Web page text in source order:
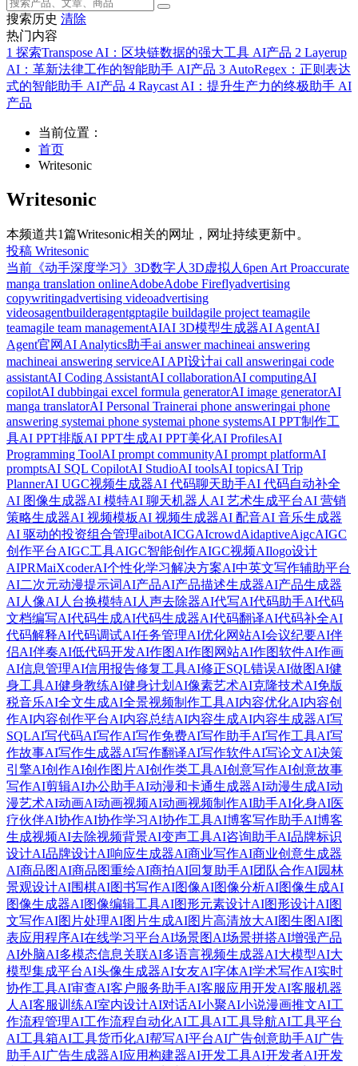
搜索历史 清除
热门内容
1 探索Transpose AI：区块链数据的强大工具 AI产品 2 Layerup
AI：革新法律工作的智能助手 AI产品 3 AutoRegex：正则表达
式的智能助手 AI产品 4 Raycast AI：提升生产力的终极助手 AI
产品
当前位置：
首页
Writesonic
Writesonic
本频道共1篇Writesonic相关的网址，网址持续更新中。
投稿 Writesonic
当前 《动手深度学习》 3D数字人 3D虚拟人 6pen Art Proaccurate
manga translation onlineAdobeAdobe Fireflyadvertising
copywritingadvertising videoadvertising
videosagentbuilderagentgptagile buildagile project teamagile
teamagile team managementAIAI 3D模型生成器AI AgentAI
Agent官网 AI Analytics助手ai answer machineai answering
machineai answering serviceAI API设计ai call answeringai code
assistantAI Coding AssistantAI collaborationAI computingAI
copilotAI dubbingai excel formula generatorAI image generatorAI
manga translatorAI Personal Trainerai phone answeringai phone
answering systemai phone systemai phone systemsAI PPT制作工
具AI PPT排版AI PPT生成AI PPT美化AI ProfilesAI
Programming ToolAI prompt communityAI prompt platformAI
promptsAI SQL CopilotAI StudioAI toolsAI topicsAI Trip
PlannerAI UGC视频生成器AI 代码聊天助手AI 代码自动补全
AI 图像生成器AI 模特AI 聊天机器人 AI 艺术生成平台AI 营销
策略生成器AI 视频模板AI 视频生成器AI 配音AI 音乐生成器
AI 驱动的投资组合管理aibotAICGAIcrowdAidaptiveAigcAIGC
创作平台AIGC工具AIGC智能创作AIGC视频AIlogo设计
AIPRMaiXcoderAI个性化学习解决方案AI中英文写作辅助平台
AI二次元动漫提示词AI产品AI产品描述生成器AI产品生成器
AI人像AI人台换模特AI人声去除器AI代写AI代码助手AI代码
文档编写AI代码生成AI代码生成器AI代码翻译AI代码补全AI
代码解释AI代码调试AI任务管理AI优化网站AI会议纪要AI伴
侣AI伴奏AI低代码开发AI作图AI作图网站AI作图软件AI作画
AI信息管理AI信用报告修复工具AI修正SQL错误AI做图AI健
身工具AI健身教练AI健身计划 AI像素艺术AI克隆技术AI免版
税音乐AI全文生成AI全景视频制作工具AI内容优化AI内容创
作AI内容创作平台AI内容总结AI内容生成AI内容生成器AI写
SQLAI写代码AI写作AI写作免费AI写作助手AI写作工具AI写
作故事AI写作生成器AI写作翻译AI写作软件AI写论文AI决策
引擎AI创作AI创作图片AI创作类工具AI创意写作AI创意故事
写作AI剪辑AI办公助手AI动漫和卡通生成器AI动漫生成AI动
漫艺术AI动画AI动画视频AI动画视频制作AI助手AI化身AI医
疗伙伴AI协作AI协作学习AI协作工具AI博客写作助手AI博客
生成视频AI去除视频背景AI变声工具AI咨询助手AI品牌标识
设计AI品牌设计AI响应生成器AI商业写作AI商业创意生成器
AI商品图AI商品图重绘AI商拍AI回复助手AI团队合作AI园林
景观设计AI围棋AI图书写作AI图像AI图像分析AI图像生成AI
图像生成器AI图像编辑工具AI图形元素设计AI图形设计AI图
文写作AI图片处理AI图片生成AI图片高清放大AI图生图AI图
表应用程序AI在线学习平台AI场景图AI场景拼搭AI增强产品
AI外脑AI多模态信息关联AI多语言视频生成器AI大模型AI大
模型集成平台AI头像生成器AI女友AI字体AI学术写作AI实时
协作工具AI审查AI客户服务助手AI客服应用开发AI客服机器
人 AI客服训练AI室内设计AI对话AI小聚AI小说漫画推文AI工
作流程管理AI工作流程自动化AI工具AI工具导航AI工具平台
AI工具箱AI工具货币化AI帮写AI平台AI广告创意助手AI广告
助手AI广告生成器AI应用构建器AI开发工具AI开发者AI开发